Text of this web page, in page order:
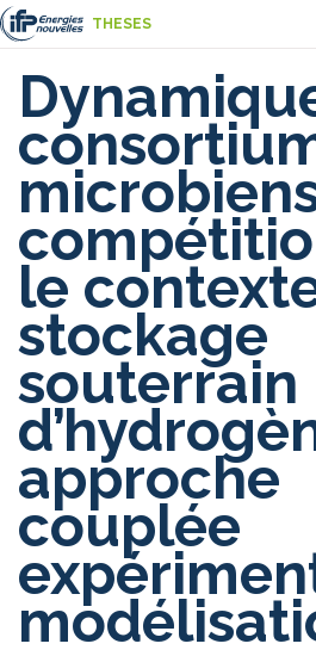
Aller
au
contenu
principal
THESES
le
stockage
souterrain
approche
couplée